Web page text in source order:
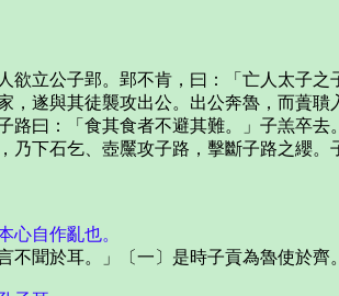
公子郢。郢不肯，曰：「亡人太子之
遂與其徒襲攻出公。出公奔魯，而蕢聵
曰：「食其食者不避其難。」子羔卒
下石乞、壺黶攻子路，擊斷子路之纓。
心自作亂也。
聞於耳。」〔一〕是時子貢為魯使於齊